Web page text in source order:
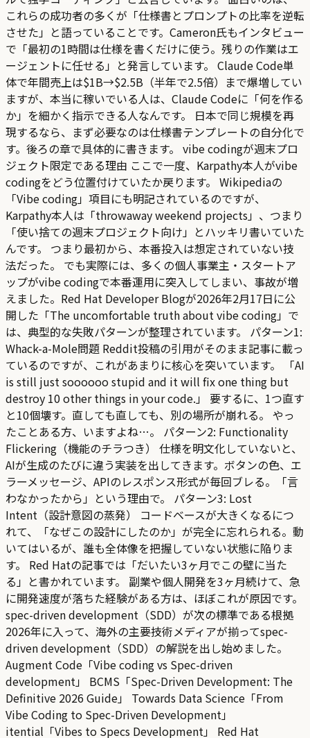
これらの成功者の多くが「仕様書とプロンプトの比率を逆転
させた」と語っていることです。Cameron氏もインタビュー
で「最初の1時間は仕様を書くだけに使う。残りの作業はエ
ージェントに任せる」と発言しています。 Claude Code単
体で年間売上は$1B→$2.5B（半年で2.5倍）まで爆増してい
ますが、本当に稼いでいる人は、Claude Codeに「何を作る
か」を細かく指示できる人なんです。 日本で同じ規模を再
現するなら、まず必要なのは仕様書テンプレートの自分化で
す。後ろの章で具体的に書きます。 vibe codingが週末プロ
ジェクト限定である理由 ここで一度、Karpathy本人がvibe
codingをどう位置付けていたか戻ります。 Wikipediaの
「Vibe coding」項目にも明記されているのですが、
Karpathy本人は「throwaway weekend projects」、つまり
「使い捨ての週末プロジェクト向け」とハッキリ書いていた
んです。 つまり最初から、本番投入は想定されていない技
法だった。 でも実際には、多くの個人事業主・スタートア
ップがvibe codingで本番運用に突入してしまい、事故が増
えました。Red Hat Developer Blogが2026年2月17日に公
開した「The uncomfortable truth about vibe coding」で
は、典型的な失敗パターンが整理されています。 パターン1:
Whack-a-Mole問題 Reddit投稿の引用がそのまま記事に載っ
ているのですが、これがあまりに核心を突いています。 「AI
is still just soooooo stupid and it will fix one thing but
destroy 10 other things in your code.」 要するに、1つ直す
と10個壊す。直しても直しても、別の場所が崩れる。 やっ
たことある方、いますよね…。 パターン2: Functionality
Flickering（機能のチラつき） 仕様を明文化していないと、
AIが生成のたびに違う実装を出してきます。ボタンの色、エ
ラーメッセージ、APIのレスポンス形式が毎回ブレる。「言
わなかったから」という理由で。 パターン3: Lost
Intent（設計意図の蒸発） コードベースが大きくなるにつ
れて、「なぜこの設計にしたのか」が完全に忘れられる。動
いてはいるが、誰も全体像を把握していない状態に陥りま
す。 Red Hatの記事では「だいたい3ヶ月でこの壁に当た
る」と書かれています。 副業や個人開発を3ヶ月続けて、急
に開発速度が落ちた経験がある方は、ほぼこれが原因です。
spec-driven development（SDD）が次の標準である根拠
2026年に入って、海外の主要技術メディアが揃ってspec-
driven development（SDD）の解説を出し始めました。
Augment Code「Vibe coding vs Spec-driven
development」 BCMS「Spec-Driven Development: The
Definitive 2026 Guide」 Towards Data Science「From
Vibe Coding to Spec-Driven Development」
itential「Vibes to Specs Development」 Red Hat